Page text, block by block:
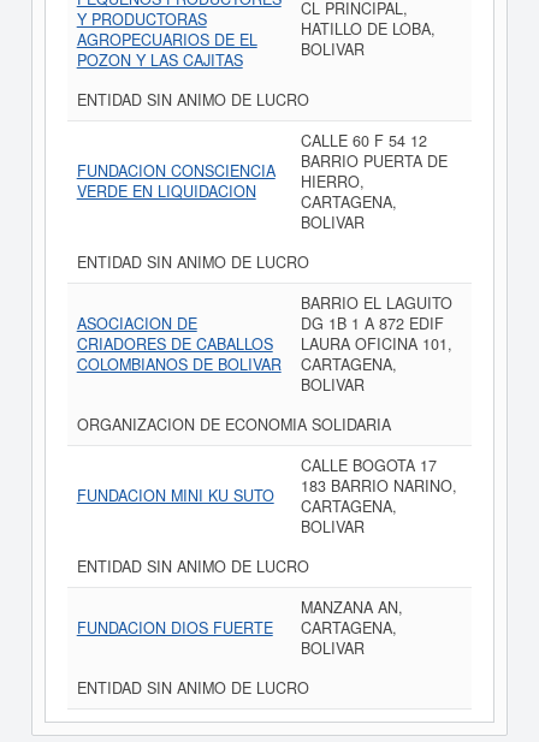
Y PRODUCTORAS
AGROPECUARIOS DE EL
POZON Y LAS CAJITAS
CL PRINCIPAL,
HATILLO DE LOBA,
BOLIVAR
ENTIDAD SIN ANIMO DE LUCRO
FUNDACION CONSCIENCIA
VERDE EN LIQUIDACION
CALLE 60 F 54 12
BARRIO PUERTA DE
HIERRO,
CARTAGENA,
BOLIVAR
ENTIDAD SIN ANIMO DE LUCRO
ASOCIACION DE
CRIADORES DE CABALLOS
COLOMBIANOS DE BOLIVAR
BARRIO EL LAGUITO
DG 1B 1 A 872 EDIF
LAURA OFICINA 101,
CARTAGENA,
BOLIVAR
ORGANIZACION DE ECONOMIA SOLIDARIA
FUNDACION MINI KU SUTO
CALLE BOGOTA 17
183 BARRIO NARINO,
CARTAGENA,
BOLIVAR
ENTIDAD SIN ANIMO DE LUCRO
FUNDACION DIOS FUERTE
MANZANA AN,
CARTAGENA,
BOLIVAR
ENTIDAD SIN ANIMO DE LUCRO